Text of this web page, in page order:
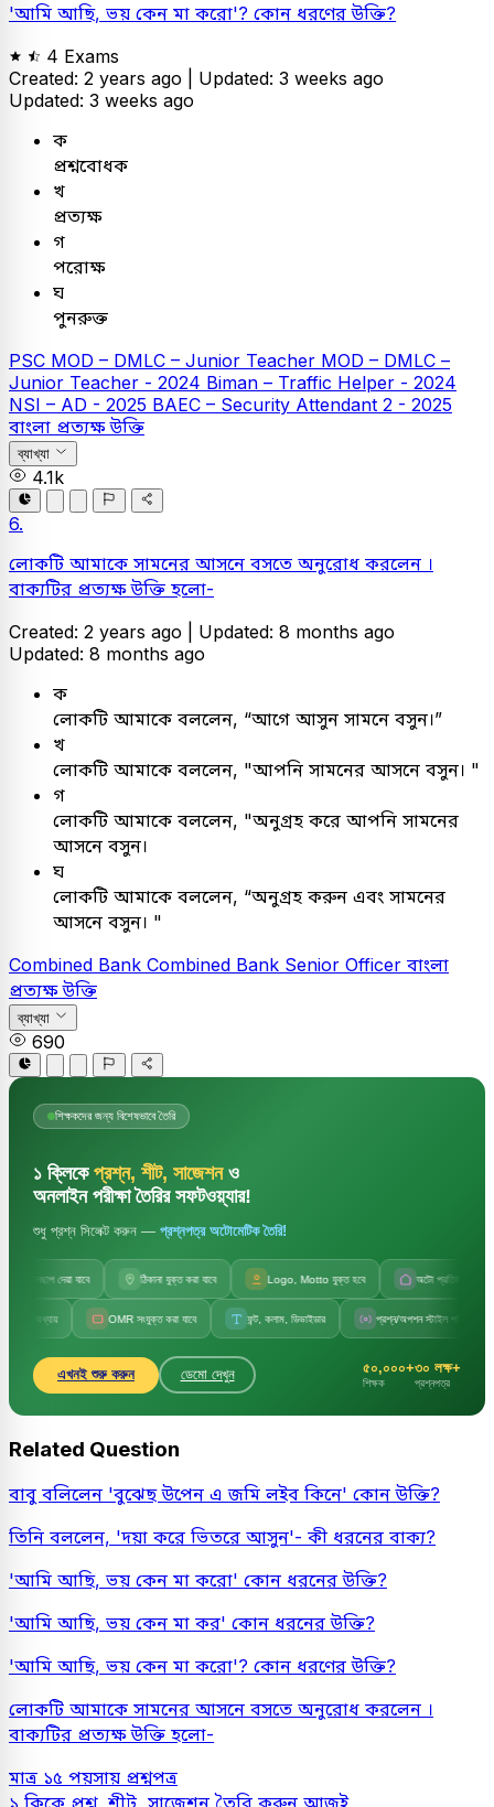
'আমি আছি, ভয় কেন মা করো'? কোন ধরণের উক্তি?
4 Exams
Created: 2 years ago | Updated: 3 weeks ago
Updated: 3 weeks ago
ক
প্রশ্নবোধক
খ
প্রত্যক্ষ
গ
পরোক্ষ
ঘ
পুনরুক্ত
PSC MOD – DMLC – Junior Teacher MOD – DMLC –
Junior Teacher - 2024 Biman – Traffic Helper - 2024
NSI – AD - 2025 BAEC – Security Attendant 2 - 2025
বাংলা প্রত্যক্ষ উক্তি
ব্যাখ্যা
4.1k
6.
লোকটি আমাকে সামনের আসনে বসতে অনুরোধ করলেন ।
বাক্যটির প্রত্যক্ষ উক্তি হলো-
Created: 2 years ago | Updated: 8 months ago
Updated: 8 months ago
ক
লোকটি আমাকে বললেন, “আগে আসুন সামনে বসুন।”
খ
লোকটি আমাকে বললেন, "আপনি সামনের আসনে বসুন। "
গ
লোকটি আমাকে বললেন, "অনুগ্রহ করে আপনি সামনের
আসনে বসুন।
ঘ
লোকটি আমাকে বললেন, “অনুগ্রহ করুন এবং সামনের
আসনে বসুন। "
Combined Bank Combined Bank Senior Officer বাংলা
প্রত্যক্ষ উক্তি
ব্যাখ্যা
690
শিক্ষকদের জন্য বিশেষভাবে তৈরি
১ ক্লিকে প্রশ্ন, শীট, সাজেশনও
অনলাইন পরীক্ষা তৈরির সফটওয়্যার!
শুধু প্রশ্ন সিলেক্ট করুন — প্রশ্নপত্র অটোমেটিক তৈরি!
জলছাপ দেয়া যাবে ঠিকানা যুক্ত করা যাবে Logo, Motto যুক্ত হবে অটো প্রতিষ্ঠানের নাম
OMR সংযুক্ত করা যাবে ফন্ট, কলাম, ডিভাইডার প্রশ্ন/অপশন স্টাইল পরিবর্তন
এখনই শুরু করুন ডেমো দেখুন ৫০,০০০+
শিক্ষক
৩০ লক্ষ+
প্রশ্নপত্র
Related Question
বাবু বলিলেন 'বুঝেছ উপেন এ জমি লইব কিনে' কোন উক্তি?
তিনি বললেন, 'দয়া করে ভিতরে আসুন'- কী ধরনের বাক্য?
'আমি আছি, ভয় কেন মা করো' কোন ধরনের উক্তি?
'আমি আছি, ভয় কেন মা কর' কোন ধরনের উক্তি?
'আমি আছি, ভয় কেন মা করো'? কোন ধরণের উক্তি?
লোকটি আমাকে সামনের আসনে বসতে অনুরোধ করলেন ।
বাক্যটির প্রত্যক্ষ উক্তি হলো-
মাত্র ১৫ পয়সায় প্রশ্নপত্র
১ ক্লিকে প্রশ্ন, শীট, সাজেশন তৈরি করুন আজই